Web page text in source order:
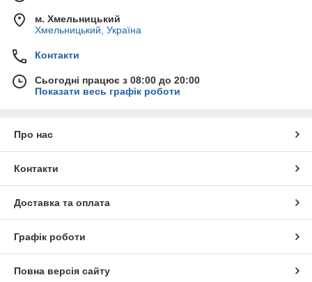
м. Хмельницький
Хмельницький, Україна
Контакти
Сьогодні працює з 08:00 до 20:00
Показати весь графік роботи
Про нас
Контакти
Доставка та оплата
Графік роботи
Повна версія сайту